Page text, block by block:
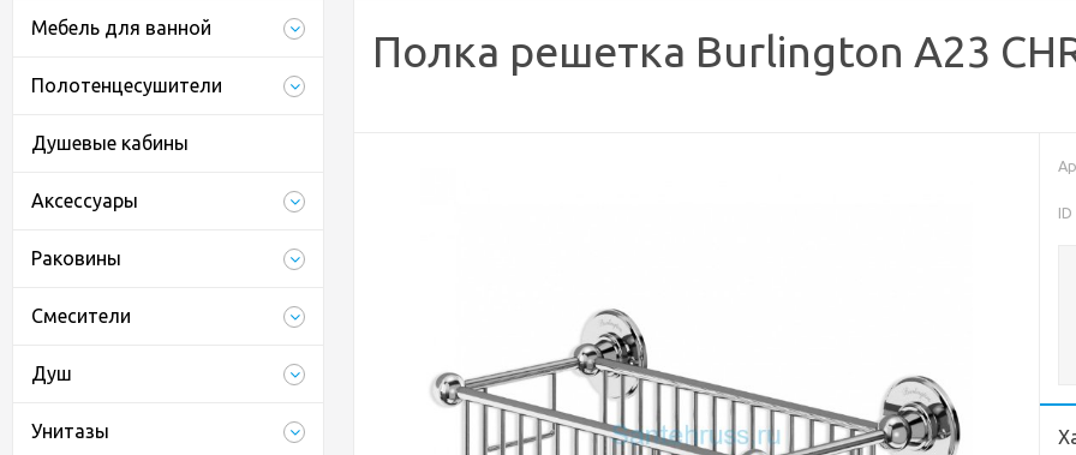
Мебель для ванной
Полотенцесушители
Душевые кабины
Аксессуары
Раковины
Смесители
Душ
Унитазы
Полка решетка Burlington A23